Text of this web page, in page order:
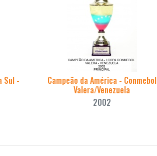
Sul - Campeão da América - Conmebol
Valera/Venezuela
2002